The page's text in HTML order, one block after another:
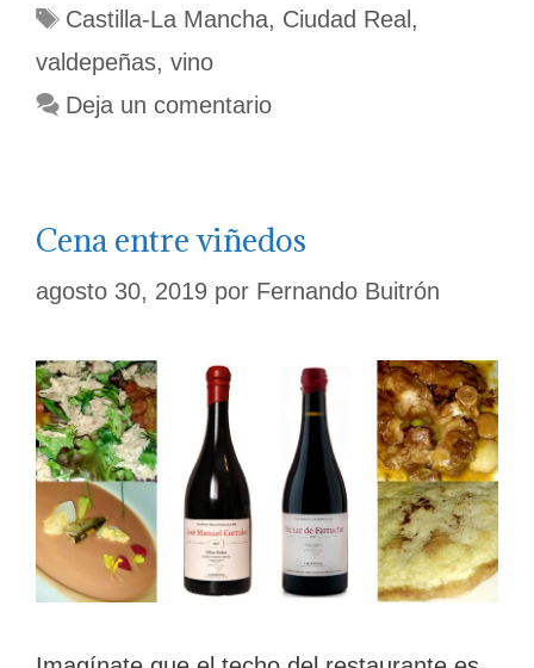
Etiquetas
Castilla-La Mancha, Ciudad Real ,
valdepeñas, vino
Deja un comentario
Cena entre viñedos
agosto 30, 2019 por Fernando Buitrón